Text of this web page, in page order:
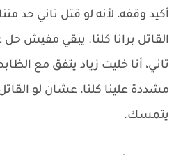
أكيد وقفه، لأنه لو قتل تاني حد
القاتل برانا كلنا. يبقي مفيش حل
تاني، أنا خليت زياد يتفق مع
مشددة علينا كلنا، عشان لو
يتمسك.